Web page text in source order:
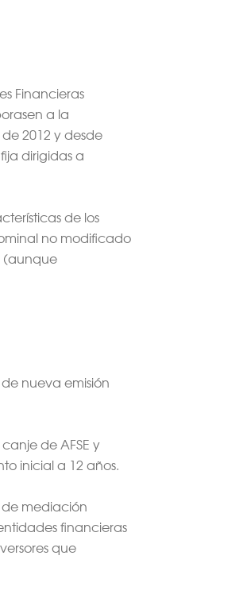
Financieras
a la
2012 y desde
dirigidas a
de los
no modificado
(aunque
nueva emisión
de AFSE y
inicial a 12 años.
mediación
financieras
que